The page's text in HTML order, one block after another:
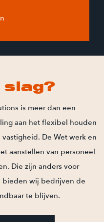
slag?
is meer dan een
aan het flexibel houden
De Wet werk en
aanstellen van personeel
Die zijn anders voor
bieden wij bedrijven de
te blijven.